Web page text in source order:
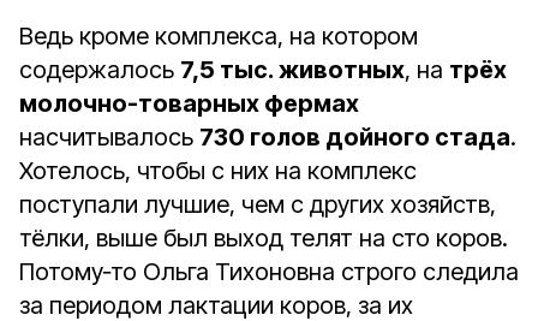
Ведь кроме комплекса, на котором
содержалось 7,5 тыс. животных, на трёх
молочно-товарных фермах
насчитывалось 730 голов дойного стада.
Хотелось, чтобы с них на комплекс
поступали лучшие, чем с других хозяйств,
тёлки, выше был выход телят на сто коров.
Потому‑то Ольга Тихоновна строго следила
за периодом лактации коров, за их